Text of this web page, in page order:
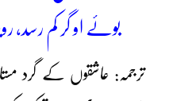
بوئے او گر کم
ترجمہ: عاشقوں کے گرد